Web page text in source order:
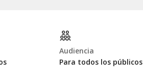
Audiencia
Para todos los públicos